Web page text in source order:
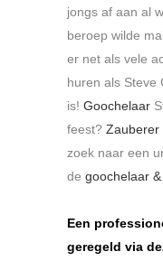
jongs af aan al
beroep wilde
er net als vele
huren als Steve
is! Goochelaar
feest? Zauberer
zoek naar een
de goochelaar
Een
geregeld via